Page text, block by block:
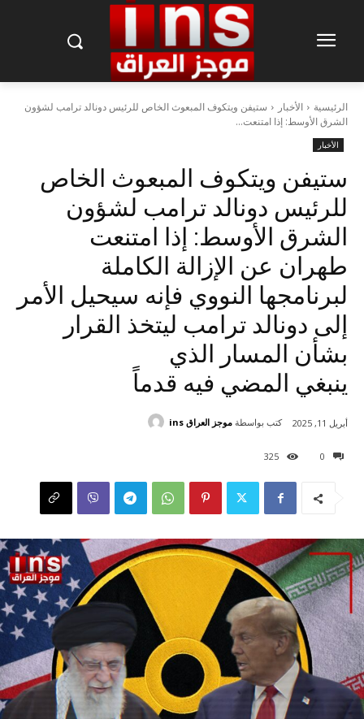
الرئيسية الأخبار
ستيفن ويتكوف المبعوث الخاص للرئيس دونالد ترامب لشؤون
الشرق الأوسط: إذا امتنعت...
الأخبار
ستيفن ويتكوف المبعوث الخاص
للرئيس دونالد ترامب لشؤون
الشرق الأوسط: إذا امتنعت
طهران عن الإزالة الكاملة
لبرنامجها النووي فإنه سيحيل الأمر
إلى دونالد ترامب ليتخذ القرار
بشأن المسار الذي
ينبغي المضي فيه قدماً
0
325
أبريل 11, 2025 كتب بواسطة موجز العراق ins